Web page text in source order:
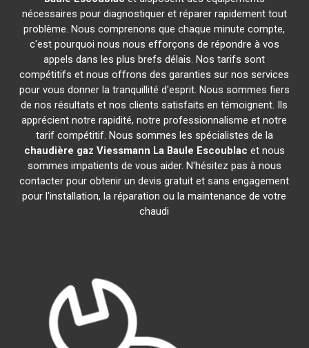
nécessaires pour diagnostiquer et réparer rapidement tout
problème. Nous comprenons que chaque minute compte,
c'est pourquoi nous nous efforçons de répondre à vos
appels dans les plus brefs délais. Nos tarifs sont
compétitifs et nous offrons des garanties sur nos services
pour vous donner la tranquillité d'esprit. Nous sommes fiers
de nos résultats et nos clients satisfaits en témoignent. Ils
apprécient notre rapidité, notre professionnalisme et notre
tarif compétitif. Nous sommes les spécialistes de la
chaudière gaz Viessmann La Baule Escoublac et nous
sommes impatients de vous aider. N'hésitez pas à nous
contacter pour obtenir un devis gratuit et sans engagement
pour l'installation, la réparation ou la maintenance de votre
chaudi